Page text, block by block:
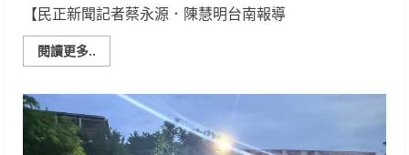
城
限
定
【民正新聞記者蔡永源．陳慧明台南報導
閱讀更多..
more
大
員
皇